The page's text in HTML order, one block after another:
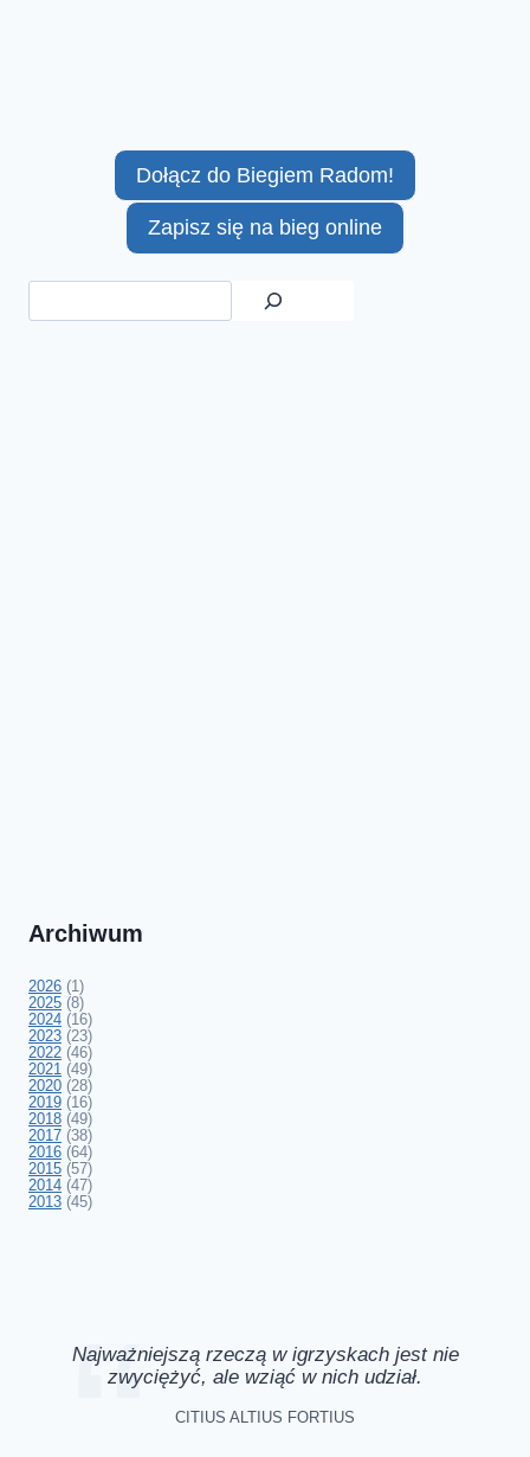
Dołącz do Biegiem Radom!
Zapisz się na bieg online
Szukaj
Archiwum
2026 (1)
2025 (8)
2024 (16)
2023 (23)
2022 (46)
2021 (49)
2020 (28)
2019 (16)
2018 (49)
2017 (38)
2016 (64)
2015 (57)
2014 (47)
2013 (45)
Najważniejszą rzeczą w igrzyskach jest nie
zwyciężyć, ale wziąć w nich udział.
CITIUS ALTIUS FORTIUS